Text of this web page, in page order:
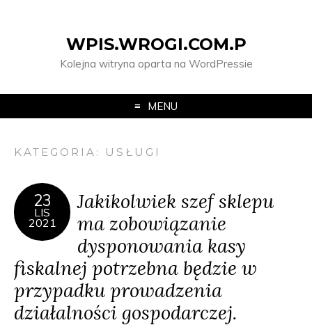
WPIS.WROGI.COM.P
Kolejna witryna oparta na WordPressie
MENU
KATEGORIA: USŁUGI
23
LIS
2021
Jakikolwiek szef sklepu
ma zobowiązanie
dysponowania kasy
fiskalnej potrzebna będzie w
przypadku prowadzenia
działalności gospodarczej.